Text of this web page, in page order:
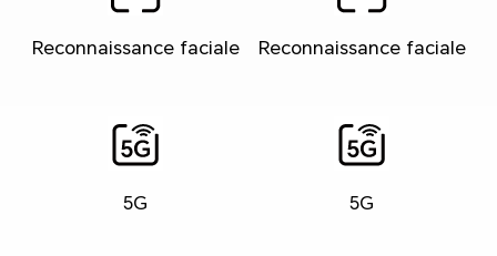
Reconnaissance faciale
5G
Reconnaissance faciale
5G